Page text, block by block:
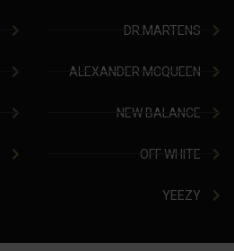
DR.MARTENS
ALEXANDER MCQUEEN
NEW BALANCE
OFF WHITE
YEEZY